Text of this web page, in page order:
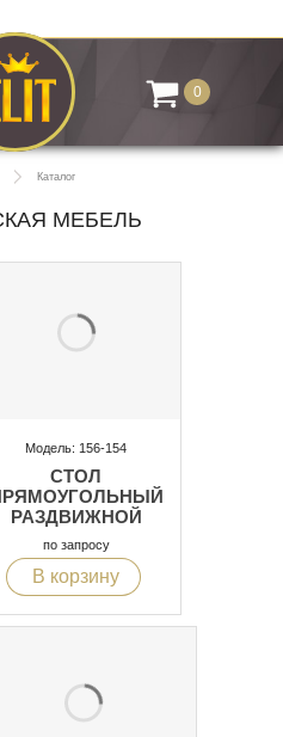
0
Каталог
МЕБЕЛЬ
Модель: 156-154
СТОЛ
РАЗДВИЖНОЙ
по запросу
В корзину